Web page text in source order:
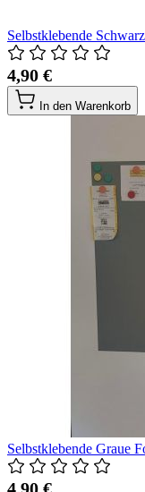
Selbstklebende
4,90 €
In den Warenkorb
Selbstklebende Graue